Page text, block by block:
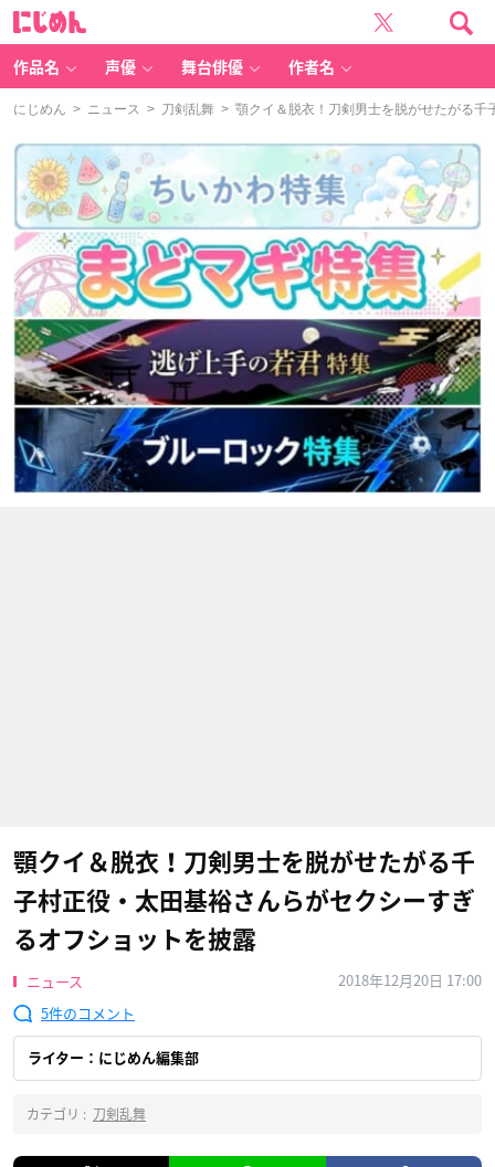
作品名 声優 舞台俳優 作者名
にじめん > ニュース > 刀剣乱舞 > 顎クイ＆脱衣！刀剣男士を脱がせたがる千
顎クイ＆脱衣！刀剣男士を脱がせたがる千
子村正役・太田基裕さんらがセクシーすぎ
るオフショットを披露
ニュース
2018年12月20日 17:00
5
ライター：にじめん編集部
カテゴリ : 刀剣乱舞